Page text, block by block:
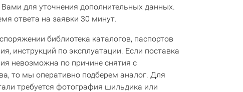
для уточнения дополнительных данных.
ответа на заявки 30 минут.
библиотека каталогов, паспортов
инструкций по эксплуатации. Если поставка
невозможна по причине снятия с
то мы оперативно подберем аналог. Для
требуется фотография шильдика или